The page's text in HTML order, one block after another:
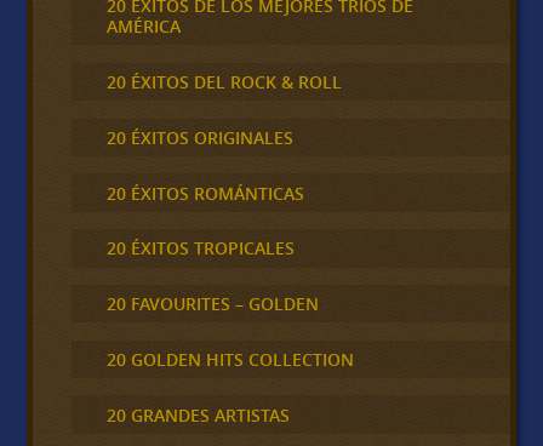
20 ÉXITOS DE LOS MEJORES TRÍOS DE
AMÉRICA
20 ÉXITOS DEL ROCK & ROLL
20 ÉXITOS ORIGINALES
20 ÉXITOS ROMÁNTICAS
20 ÉXITOS TROPICALES
20 FAVOURITES – GOLDEN
20 GOLDEN HITS COLLECTION
20 GRANDES ARTISTAS